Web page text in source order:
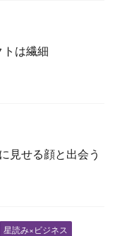
は繊細
見せる顔と出会う
星読み×ビジネス